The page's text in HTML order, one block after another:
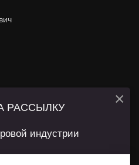
активная ссылка на
данные геолокации
РАССЫЛКУ
индустрии
×